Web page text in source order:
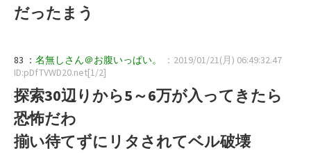
だったまう
83 ： 名無しさん＠お腹いっぱい。
：2019/01/21(月) 06:49:32.47
ID:pDfTVWD20.net[1/2]
探索30辺りから5～6万が入ってきたら
恐怖だわ
揃い待てずにリタされてベル破壊